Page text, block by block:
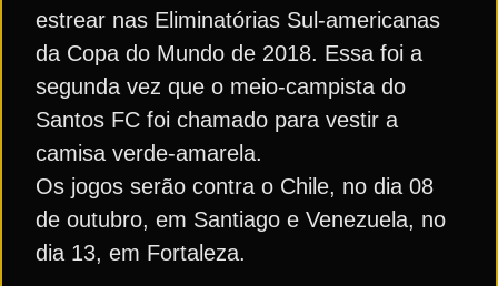
estrear nas Eliminatórias Sul-americanas
da Copa do Mundo de 2018. Essa foi a
segunda vez que o meio-campista do
Santos FC foi chamado para vestir a
camisa verde-amarela.
Os jogos serão contra o Chile, no dia 08
de outubro, em Santiago e Venezuela, no
dia 13, em Fortaleza.